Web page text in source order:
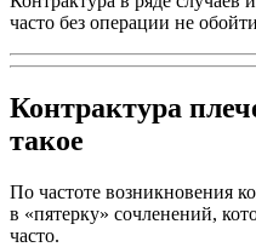
часто без операции не
Контрактура
такое
По частоте возникновения
в «пятерку» сочленений,
часто.